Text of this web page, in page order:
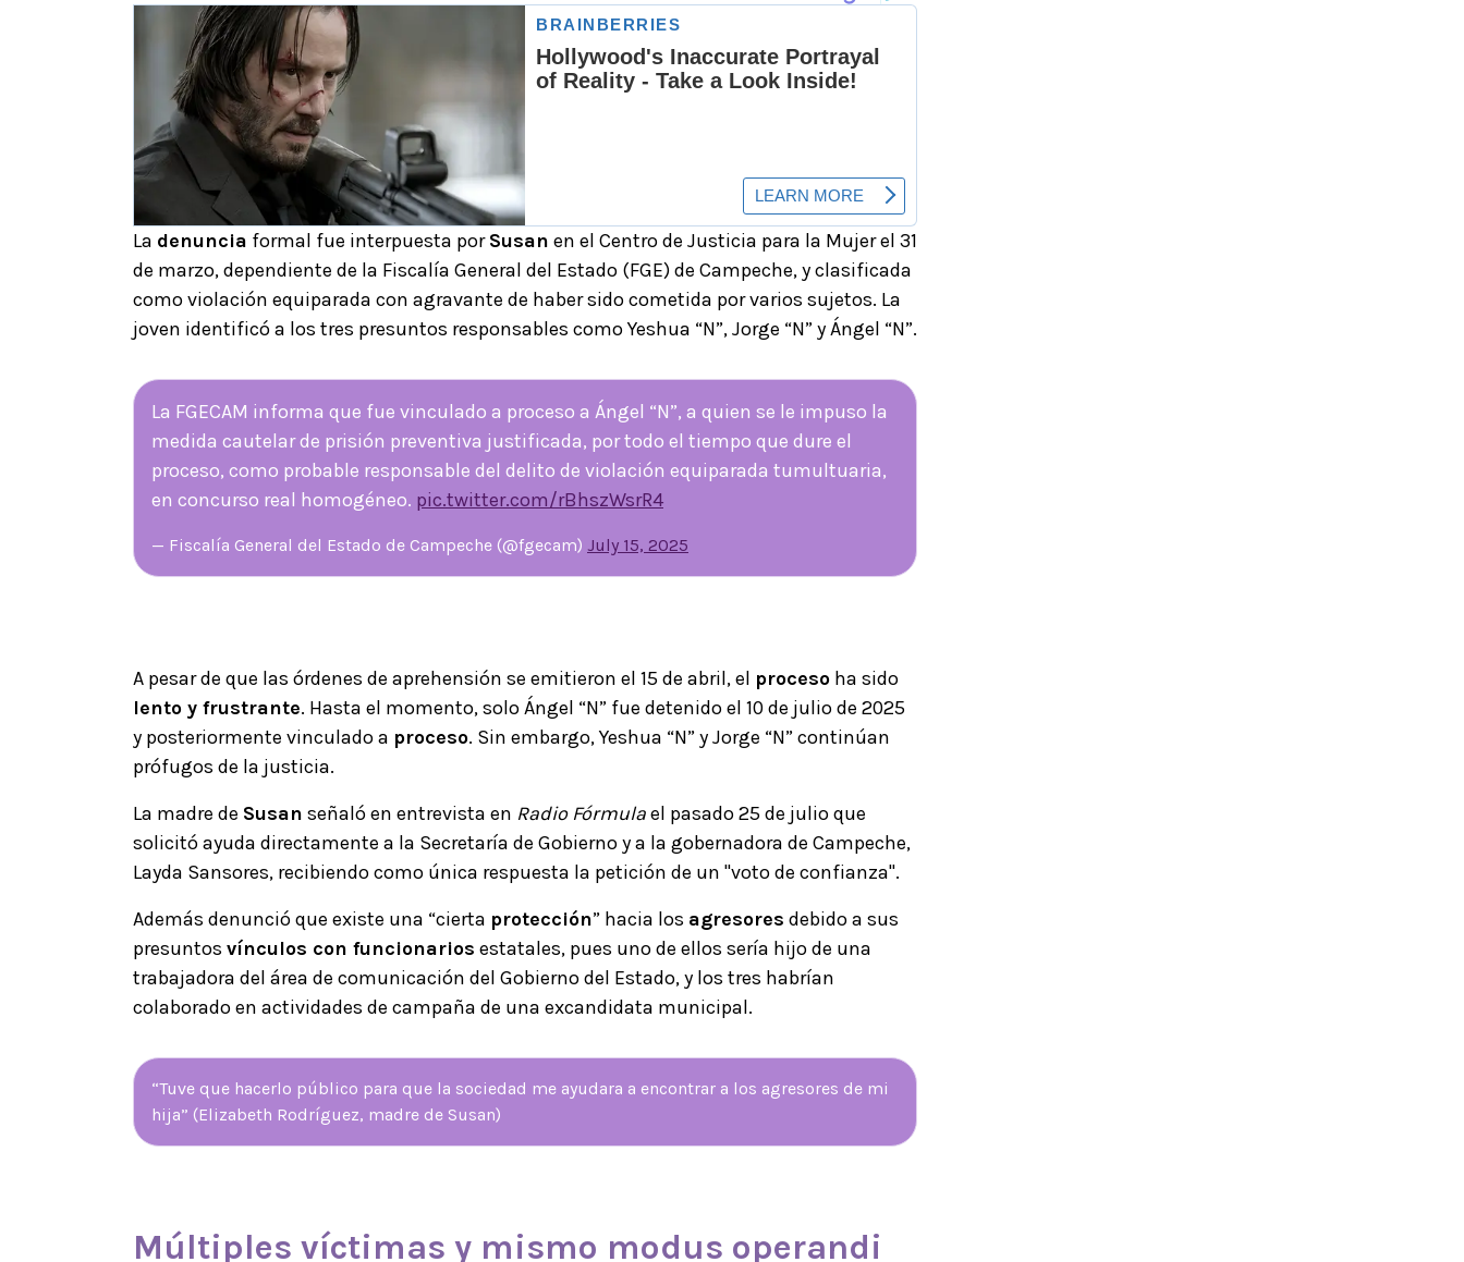
La denuncia formal fue interpuesta porSusan en el Centro de Justicia para la Mujer el 31
de marzo, dependiente de la Fiscalía General del Estado (FGE) de Campeche, y clasificada
como violación equiparada con agravante de haber sido cometida por varios sujetos. La
joven identificó a los tres presuntos responsables como Yeshua “N”, Jorge “N” y Ángel “N”.
La FGECAM informa que fue vinculado a proceso a Ángel “N”, a quien se le impuso la
medida cautelar de prisión preventiva justificada, por todo el tiempo que dure el
proceso, como probable responsable del delito de violación equiparada tumultuaria,
en concurso real homogéneo. pic.twitter.com/rBhszWsrR4
— Fiscalía General del Estado de Campeche (@fgecam) July 15, 2025
A pesar de que las órdenes de aprehensión se emitieron el 15 de abril, el proceso ha sido
lento y frustrante. Hasta el momento, solo Ángel “N” fue detenido el 10 de julio de 2025
y posteriormente vinculado a proceso. Sin embargo, Yeshua “N” y Jorge “N” continúan
prófugos de la justicia.
La madre de Susan señaló en entrevista en Radio Fórmulael pasado 25 de julio que
solicitó ayuda directamente a la Secretaría de Gobierno y a la gobernadora de Campeche,
Layda Sansores, recibiendo como única respuesta la petición de un "voto de confianza".
Además denunció que existe una “cierta protección” hacia los agresores debido a sus
presuntos vínculos con funcionarios estatales, pues uno de ellos sería hijo de una
trabajadora del área de comunicación del Gobierno del Estado, y los tres habrían
colaborado en actividades de campaña de una excandidata municipal.
“Tuve que hacerlo público para que la sociedad me ayudara a encontrar a los agresores de mi
hija” (Elizabeth Rodríguez, madre de Susan)
Múltiples víctimas y mismo modus operandi